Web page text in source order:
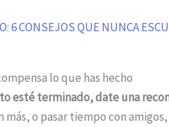
6 CONSEJOS QUE NUNCA
esté terminado, date una
o pasar tiempo con